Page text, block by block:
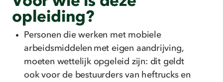
voorzien zijn of die bij de klant beschikbaar zijn.
Bij de praktijkopleiding zijn veiligheidsschoenen
opleiding?
Personen die werken met mobiele
arbeidsmiddelen met eigen aandrijving,
moeten wettelijk opgeleid zijn: dit geldt
ook voor de bestuurders van heftrucks en